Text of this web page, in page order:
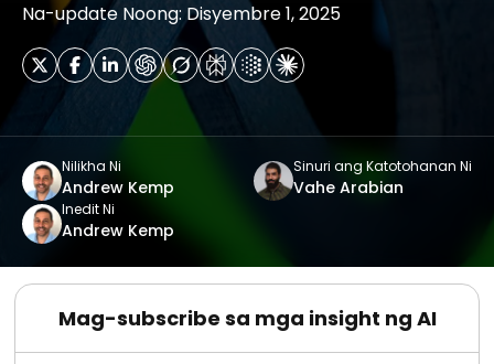
Na-update Noong: Disyembre 1, 2025
Nilikha Ni
Andrew Kemp
Sinuri ang Katotohanan Ni
Vahe Arabian
Inedit Ni
Andrew Kemp
Mag-subscribe sa mga insight ng AI